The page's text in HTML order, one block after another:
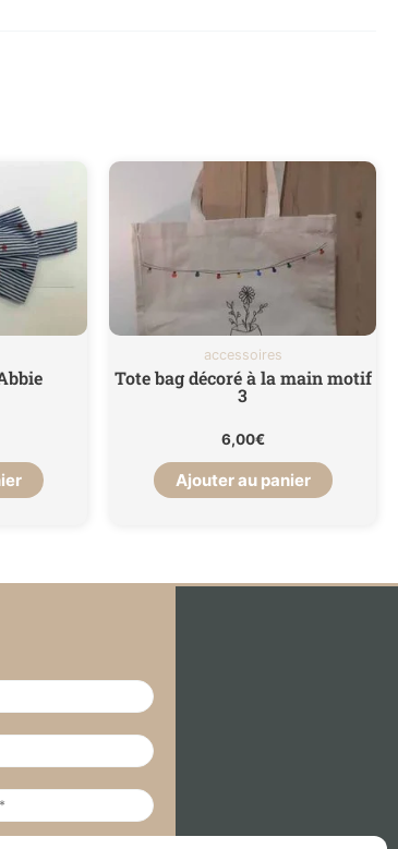
accessoires
Tote bag décoré à la main motif
3
6,00€
Ajouter au panier